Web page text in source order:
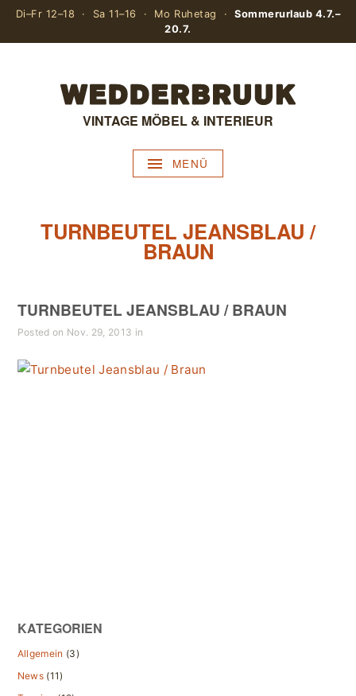
Di–Fr 12–18 · Sa 11–16 · Mo Ruhetag ·Sommerurlaub 4.7.–
20.7.
VINTAGE MÖBEL & INTERIEUR
MENÜ
TURNBEUTEL JEANSBLAU /
BRAUN
TURNBEUTEL JEANSBLAU / BRAUN
Posted on Nov. 29, 2013 in
KATEGORIEN
Allgemein (3)
News (11)